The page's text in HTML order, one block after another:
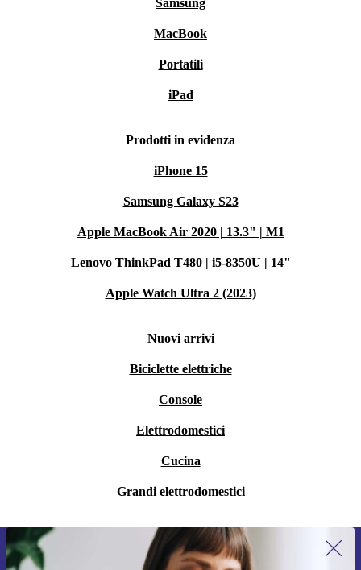
Samsung
MacBook
Portatili
iPad
Prodotti in evidenza
iPhone 15
Samsung Galaxy S23
Apple MacBook Air 2020 | 13.3" | M1
Lenovo ThinkPad T480 | i5-8350U | 14"
Apple Watch Ultra 2 (2023)
Nuovi arrivi
Biciclette elettriche
Console
Elettrodomestici
Cucina
Grandi elettrodomestici
Iscriviti per la prima volta alla nostra